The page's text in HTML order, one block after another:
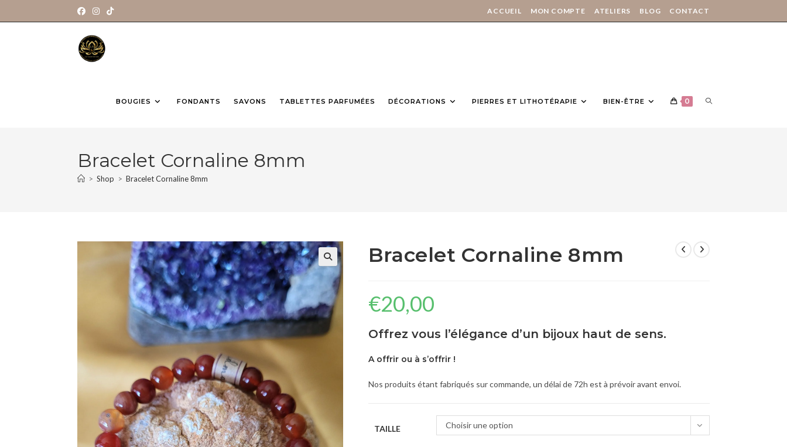
ACCUEIL MON COMPTE ATELIERS BLOG CONTACT
BOUGIES FONDANTS SAVONS TABLETTES PARFUMÉES DÉCORATIONS PIERRES ET LITHOTÉRAPIE BIEN-ÊTRE 0
Bracelet Cornaline 8mm
> Shop > Bracelet Cornaline 8mm
🔍
Bracelet Cornaline 8mm
€20,00
Offrez vous l’élégance d’un bijoux haut de sens.
A offrir ou à s’offrir !
Nos produits étant fabriqués sur commande, un délai de 72h est à prévoir avant envoi.
TAILLE Choisir une option